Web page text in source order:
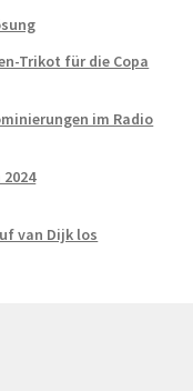
Trikot für die Copa
im Radio
van Dijk los